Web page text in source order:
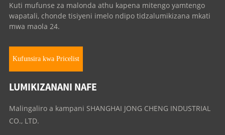
Kuti mufunse za malonda athu kapena mitengo yamtengo
wapatali, chonde tisiyeni imelo ndipo tidzalumikizana mkati
mwa maola 24.
Kufunsira kwa Pricelist
LUMIKIZANANI NAFE
Malingaliro a kampani SHANGHAI JONG CHENG INDUSTRIAL
CO., LTD.